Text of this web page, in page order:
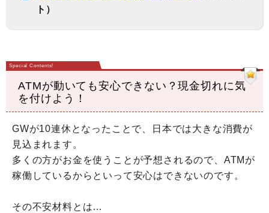
ト）
ATMが動いても安心できない？現金切れに気
を付けよう！
GWが10連休となったことで、日本では大きな消費が
見込まれます。
多くの方がお金を使うことが予想されるので、ATMが
稼働しているからといって安心はできないのです。
その不安材料とは…